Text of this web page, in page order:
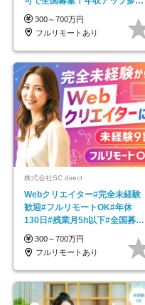
★年休最大130日★
300～700万円
フルリモートあり
株式会社SC direct
Webクリエイター#完全未経験
歓迎#フルリモートOK#年休
130日#残業月5h以下#全国募集
#最大1年の研修
300～700万円
フルリモートあり